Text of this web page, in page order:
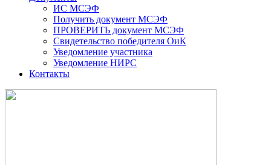
ИС МСЭФ
Получить документ МСЭФ
ПРОВЕРИТЬ документ МСЭФ
Свидетельство победителя ОиК
Уведомление участника
Уведомление НИРС
Контакты